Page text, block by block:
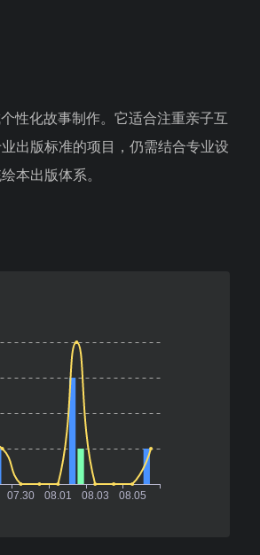
性化故事制作。它适合注重亲子互
出版标准的项目，仍需结合专业设
本出版体系。